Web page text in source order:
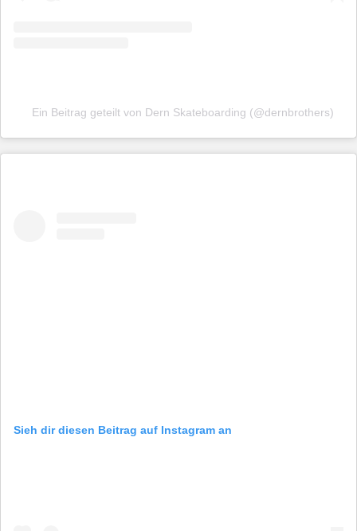
Ein Beitrag geteilt von Dern Skateboarding (@dernbrothers)
Sieh dir diesen Beitrag auf Instagram an